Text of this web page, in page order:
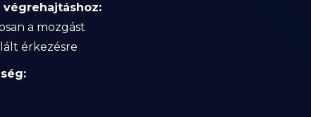
a mozgást
érkezésre